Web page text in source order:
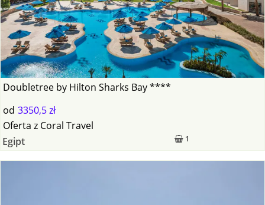
Doubletree by Hilton Sharks Bay ****
od 3350,5 zł
1
Oferta z Coral Travel
Egipt